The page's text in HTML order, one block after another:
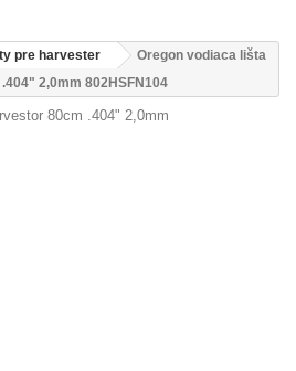
pre harvester
Oregon vodiaca lišta
2,0mm 802HSFN104